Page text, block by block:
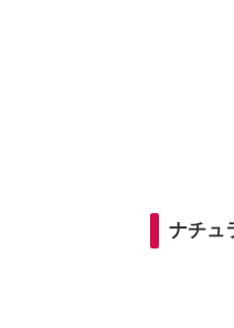
ナチュ